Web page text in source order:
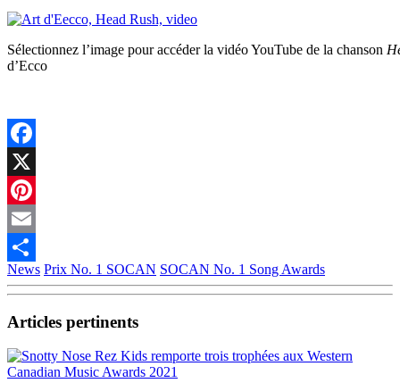
Sélectionnez l’image pour accéder la vidéo YouTube de la chanson
d’Ecco
Facebook
X
Pinterest
Email
Partager
News Prix No. 1 SOCAN SOCAN No. 1 Song Awards
Articles pertinents